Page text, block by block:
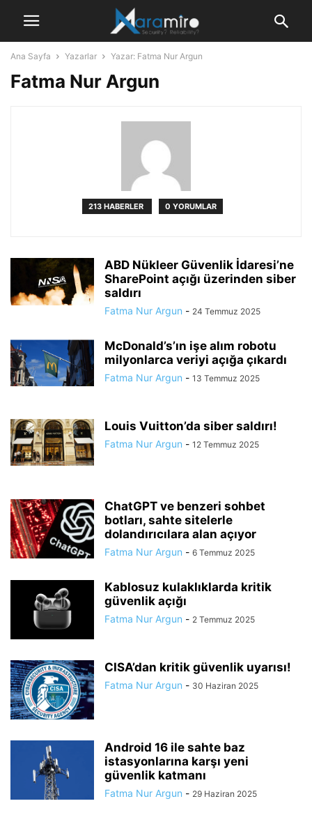
Ana Sayfa Yazarlar Yazar: Fatma Nur Argun
Fatma Nur Argun
213 HABERLER 0 YORUMLAR
ABD Nükleer Güvenlik İdaresi’ne
SharePoint açığı üzerinden siber
saldırı
Fatma Nur Argun - 24 Temmuz 2025
McDonald’s’ın işe alım robotu
milyonlarca veriyi açığa çıkardı
Fatma Nur Argun - 13 Temmuz 2025
Louis Vuitton’da siber saldırı!
Fatma Nur Argun - 12 Temmuz 2025
ChatGPT ve benzeri sohbet
botları, sahte sitelerle
dolandırıcılara alan açıyor
Fatma Nur Argun - 6 Temmuz 2025
Kablosuz kulaklıklarda kritik
güvenlik açığı
Fatma Nur Argun - 2 Temmuz 2025
CISA’dan kritik güvenlik uyarısı!
Fatma Nur Argun - 30 Haziran 2025
Android 16 ile sahte baz
istasyonlarına karşı yeni
güvenlik katmanı
Fatma Nur Argun - 29 Haziran 2025